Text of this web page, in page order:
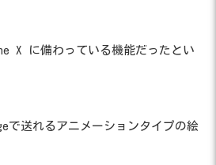
X に備わっている機能だったとい
で送れるアニメーションタイプの絵